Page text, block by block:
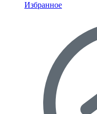
Избранное